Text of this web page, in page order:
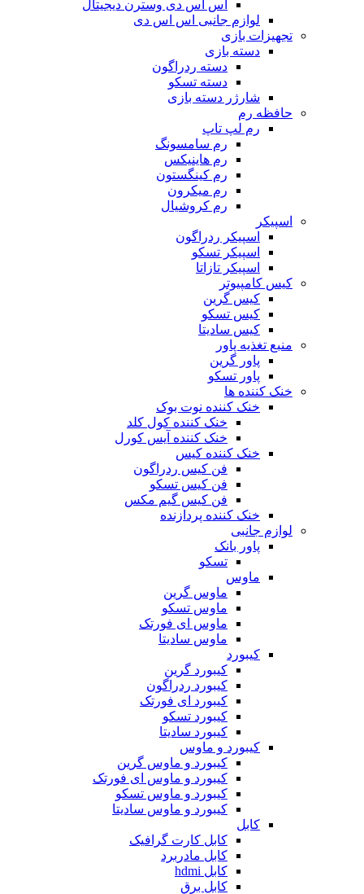
اس اس دی وسترن دیجیتال
لوازم جانبی اس اس دی
تجهیزات بازی
دسته بازی
دسته ردراگون
دسته تسکو
شارژر دسته بازی
حافظه رم
رم لپ تاپ
رم سامسونگ
رم هاینیکس
رم کینگستون
رم میکرون
رم کروشیال
اسپیکر
اسپیکر ردراگون
اسپیکر تسکو
اسپیکر تازاتا
کیس کامپیوتر
کیس گرین
کیس تسکو
کیس سادیتا
منبع تغذیه‌ پاور
پاور گرین
پاور تسکو
خنک کننده ها
خنک کننده نوت بوک
خنک کننده کول کلد
خنک کننده آیس کورل
خنک کننده کیس
فن کیس ردراگون
فن کیس تسکو
فن کیس گیم مکس
خنک کننده پردازنده
لوازم جانبی
پاور بانک
تسکو
ماوس
ماوس گرین
ماوس تسکو
ماوس ای فورتک
ماوس سادیتا
کیبورد
کیبورد گرین
کیبورد ردراگون
کیبورد ای فورتک
کیبورد تسکو
کیبورد سادیتا
کیبورد و ماوس
کیبورد و ماوس گرین
کیبورد و ماوس ای فورتک
کیبورد و ماوس تسکو
کیبورد و ماوس سادیتا
کابل
کابل کارت گرافیک
کابل مادربرد
کابل hdmi
کابل برق